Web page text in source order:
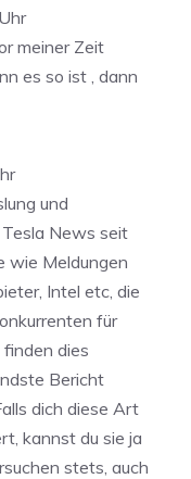
meiner Zeit
es so ist , dann
und
News seit
wie Meldungen
Intel etc, die
für
dies
Bericht
dich diese Art
kannst du sie ja
stets, auch